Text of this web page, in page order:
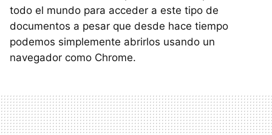
todo el mundo para acceder a este tipo de
documentos a pesar que desde hace tiempo
podemos simplemente abrirlos usando un
navegador como Chrome.